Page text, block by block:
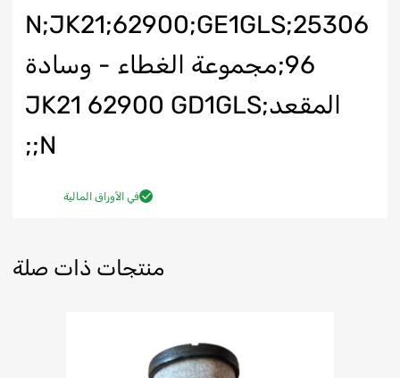
N;JK21;62900;GE1GLS;25306
96;مجموعة الغطاء - وسادة
المقعد;JK21 62900 GD1GLS
N;;
في الأوراق المالية
منتجات ذات صلة